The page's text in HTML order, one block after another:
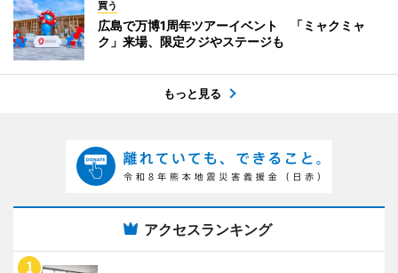
買う
広島で万博1周年ツアーイベント 「ミャクミャ
ク」来場、限定クジやステージも
もっと見る
アクセスランキング